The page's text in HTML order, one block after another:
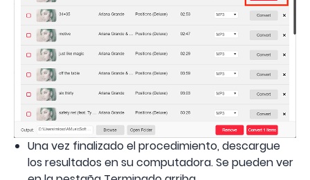
Una vez finalizado el procedimiento, descargue
los resultados en su computadora. Se pueden ver